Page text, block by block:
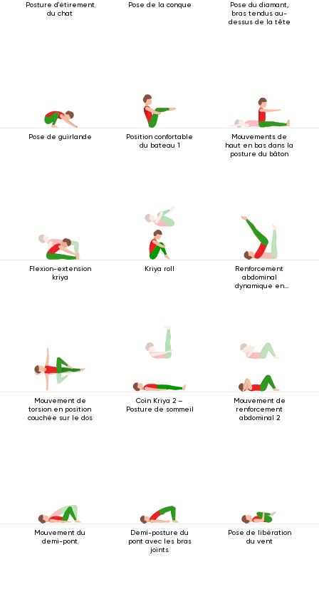
Posture d'étirement
du chat
Pose de la conque
Pose du diamant,
bras tendus au-
dessus de la tête
Pose de guirlande
Position confortable
du bateau 1
Mouvements de
haut en bas dans la
posture du bâton
Flexion-extension
kriya
Kriya roll
Renforcement
abdominal
dynamique en
Mouvement de
torsion en position
couchée sur le dos
Coin Kriya 2 –
Posture de sommeil
Mouvement de
renforcement
abdominal 2
Mouvement du
demi-pont
Demi-posture du
pont avec les bras
joints
Pose de libération
du vent